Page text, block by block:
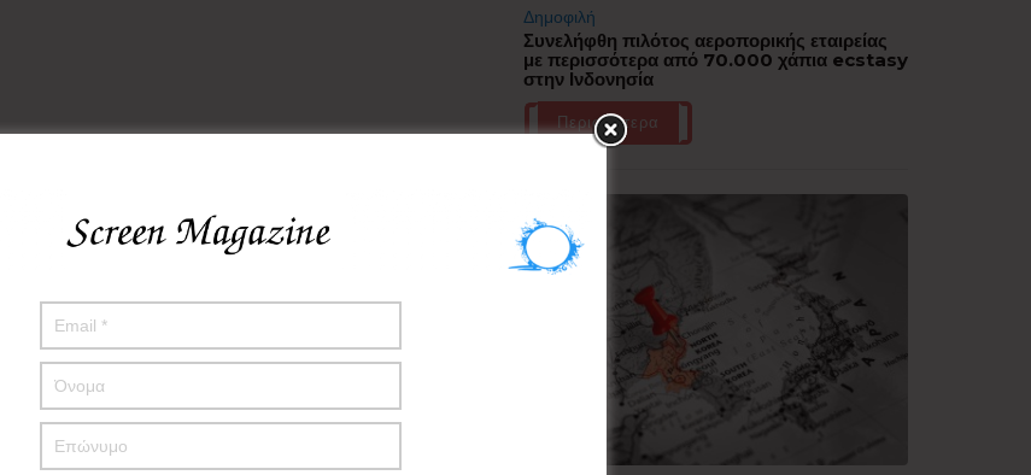
Δημοφιλή
Συνελήφθη πιλότος αεροπορικής εταιρείας
με περισσότερα από 70.000 χάπια ecstasy
στην Ινδονησία
Περισσότερα